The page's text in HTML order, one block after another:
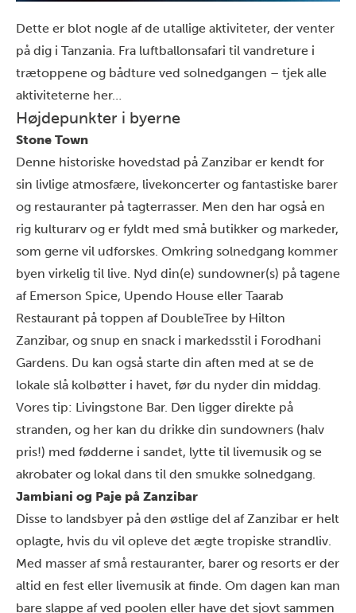
Dette er blot nogle af de utallige aktiviteter, der venter
på dig i Tanzania. Fra luftballonsafari til vandreture i
trætoppene og bådture ved solnedgangen – tjek alle
aktiviteterne her…
Højdepunkter i byerne
Stone Town
Denne historiske hovedstad på Zanzibar er kendt for
sin livlige atmosfære, livekoncerter og fantastiske barer
og restauranter på tagterrasser. Men den har også en
rig kulturarv og er fyldt med små butikker og markeder,
som gerne vil udforskes. Omkring solnedgang kommer
byen virkelig til live. Nyd din(e) sundowner(s) på tagene
af Emerson Spice, Upendo House eller Taarab
Restaurant på toppen af DoubleTree by Hilton
Zanzibar, og snup en snack i markedsstil i Forodhani
Gardens. Du kan også starte din aften med at se de
lokale slå kolbøtter i havet, før du nyder din middag.
Vores tip: Livingstone Bar. Den ligger direkte på
stranden, og her kan du drikke din sundowners (halv
pris!) med fødderne i sandet, lytte til livemusik og se
akrobater og lokal dans til den smukke solnedgang.
Jambiani og Paje på Zanzibar
Disse to landsbyer på den østlige del af Zanzibar er helt
oplagte, hvis du vil opleve det ægte tropiske strandliv.
Med masser af små restauranter, barer og resorts er der
altid en fest eller livemusik at finde. Om dagen kan man
bare slappe af ved poolen eller have det sjovt sammen